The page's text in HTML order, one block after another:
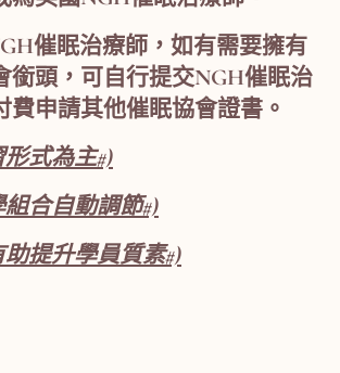
催眠治療師，如有需要擁有
銜頭，可自行提交NGH催眠治
費申請其他催眠協會證書。
式為主#)
合自動調節#)
提升學員質素#)